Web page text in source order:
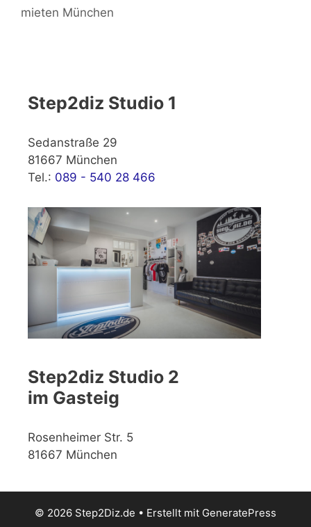
mieten München
Step2diz Studio 1
Sedanstraße 29
81667 München
Tel.: 089 - 540 28 466
Step2diz Studio 2
im Gasteig
Rosenheimer Str. 5
81667 München
© 2026 Step2Diz.de • Erstellt mit GeneratePress